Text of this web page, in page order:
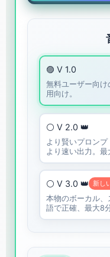
🟣 V 1.0
無料ユーザー向け
用向け。
⚪ V 2.0 👑
より賢いプロンプ
より速い出力。最
⚪ V 3.0 👑 新し
本物のボーカル
語で正確、最大8分